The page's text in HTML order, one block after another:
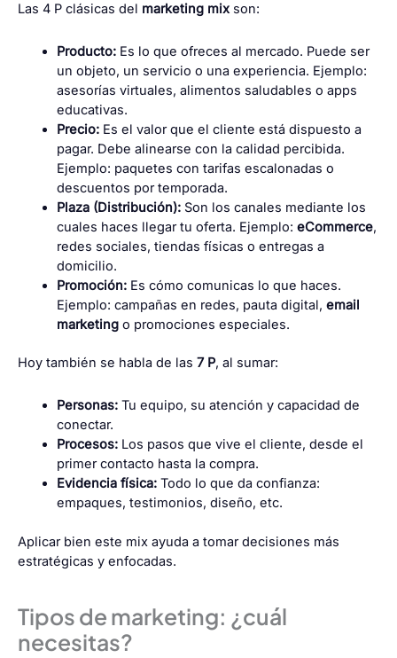
Las 4 P clásicas del marketing mix son:
Producto:Es lo que ofreces al mercado. Puede ser
un objeto, un servicio o una experiencia. Ejemplo:
asesorías virtuales, alimentos saludables o apps
educativas.
Precio:Es el valor que el cliente está dispuesto a
pagar. Debe alinearse con la calidad percibida.
Ejemplo: paquetes con tarifas escalonadas o
descuentos por temporada.
Plaza (Distribución):Son los canales mediante los
cuales haces llegar tu oferta. Ejemplo: eCommerce,
redes sociales, tiendas físicas o entregas a
domicilio.
Promoción:Es cómo comunicas lo que haces.
Ejemplo: campañas en redes, pauta digital, email
marketingo promociones especiales.
Hoy también se habla de las 7 P, al sumar:
Personas:Tu equipo, su atención y capacidad de
conectar.
Procesos:Los pasos que vive el cliente, desde el
primer contacto hasta la compra.
Evidencia física:Todo lo que da confianza:
empaques, testimonios, diseño, etc.
Aplicar bien este mix ayuda a tomar decisiones más
estratégicas y enfocadas.
Tipos de marketing: ¿cuál
necesitas?